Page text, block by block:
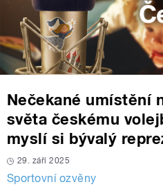
Nečekané umístění
světa českému
myslí si bývalý
29. září 2025
Sportovní ozvěny